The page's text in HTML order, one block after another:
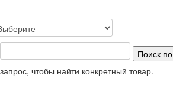
запрос, чтобы найти конкретный товар.